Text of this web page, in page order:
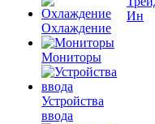
Охлаждение
Мониторы
Устройства
ввода
Ин